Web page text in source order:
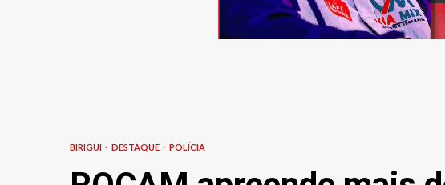
BIRIGUI DESTAQUE POLÍCIA